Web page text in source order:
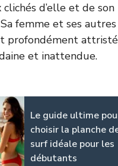
d’elle et de
femme et ses
profondément
et inattendue.
Le guide ultime
choisir la planche
surf idéale pour les
débutants